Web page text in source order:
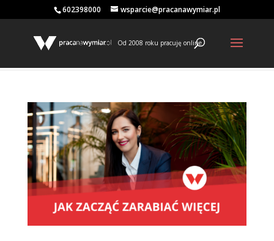
602398000 wsparcie@pracanawymiar.pl
Od 2008 roku pracuję online